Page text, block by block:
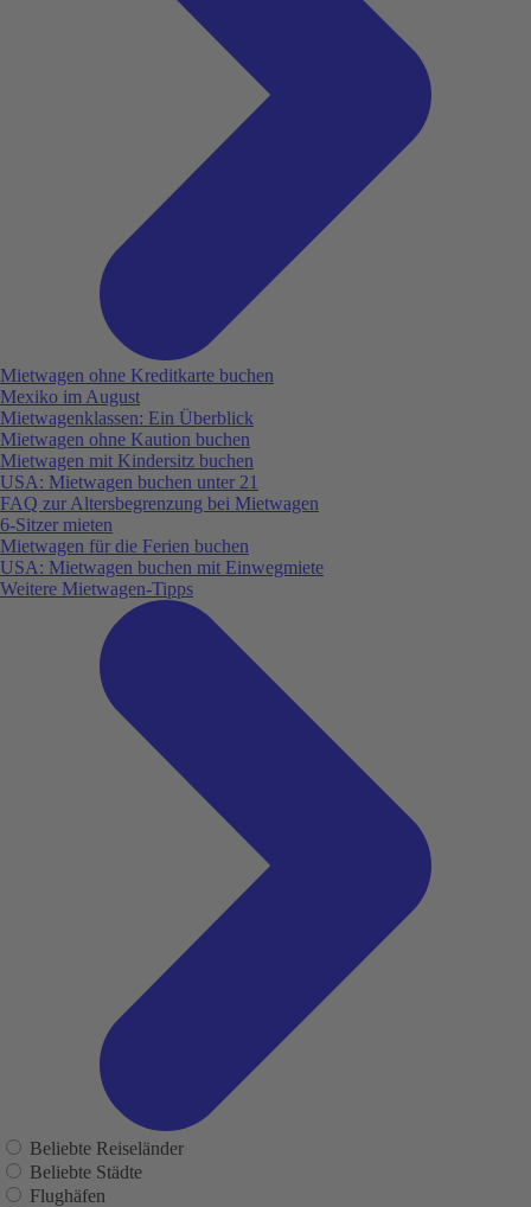
Mietwagen ohne Kreditkarte buchen
Mexiko im August
Mietwagenklassen: Ein Überblick
Mietwagen ohne Kaution buchen
Mietwagen mit Kindersitz buchen
USA: Mietwagen buchen unter 21
FAQ zur Altersbegrenzung bei Mietwagen
6-Sitzer mieten
Mietwagen für die Ferien buchen
USA: Mietwagen buchen mit Einwegmiete
Weitere Mietwagen-Tipps
Beliebte Reiseländer
Beliebte Städte
Flughäfen